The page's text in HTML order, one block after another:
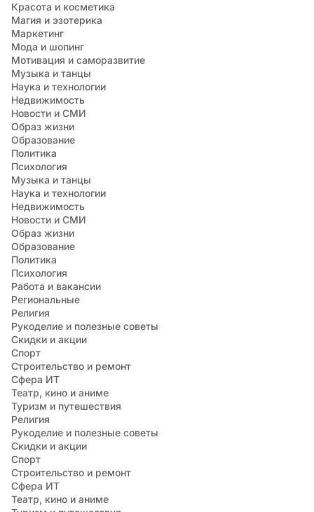
Красота и косметика
Магия и эзотерика
Маркетинг
Мода и шопинг
Мотивация и саморазвитие
Музыка и танцы
Наука и технологии
Недвижимость
Новости и СМИ
Образ жизни
Образование
Политика
Психология
Музыка и танцы
Наука и технологии
Недвижимость
Новости и СМИ
Образ жизни
Образование
Политика
Психология
Работа и вакансии
Региональные
Религия
Рукоделие и полезные советы
Скидки и акции
Спорт
Строительство и ремонт
Сфера ИТ
Театр, кино и аниме
Туризм и путешествия
Религия
Рукоделие и полезные советы
Скидки и акции
Спорт
Строительство и ремонт
Сфера ИТ
Театр, кино и аниме